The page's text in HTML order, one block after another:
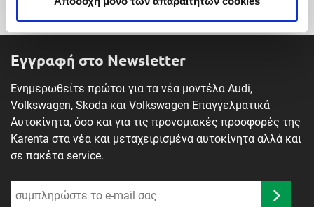
Εγγραφή στο Newsletter
Ενημερωθείτε πρώτοι για τα νέα μοντέλα Audi,
Volkswagen, Skoda και Volkswagen Επαγγελματικά
Αυτοκίνητα, όσο και για τις προνομιακές προσφορές της
Karenta στα νέα και μεταχειρισμένα αυτοκίνητα αλλά και
σε πακέτα service.